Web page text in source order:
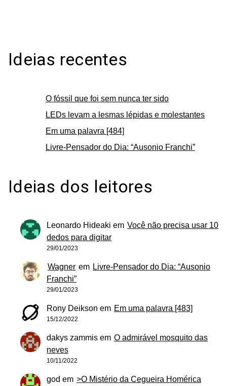
Ideias recentes
O fóssil que foi sem nunca ter sido
LEDs levam a lesmas lépidas e molestantes
Em uma palavra [484]
Livre-Pensador do Dia: “Ausonio Franchi”
Ideias dos leitores
Leonardo Hideaki em Você não precisa usar 10
dedos para digitar
29/01/2023
Wagner em Livre-Pensador do Dia: “Ausonio
Franchi”
29/01/2023
Rony Deikson em Em uma palavra [483]
15/12/2022
dakys zammis em O admirável mosquito das
neves
10/11/2022
god em >O Mistério da Cegueira Homérica